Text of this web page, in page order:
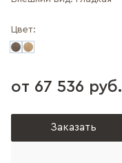
Цвет:
от 67 536 руб.
Заказать